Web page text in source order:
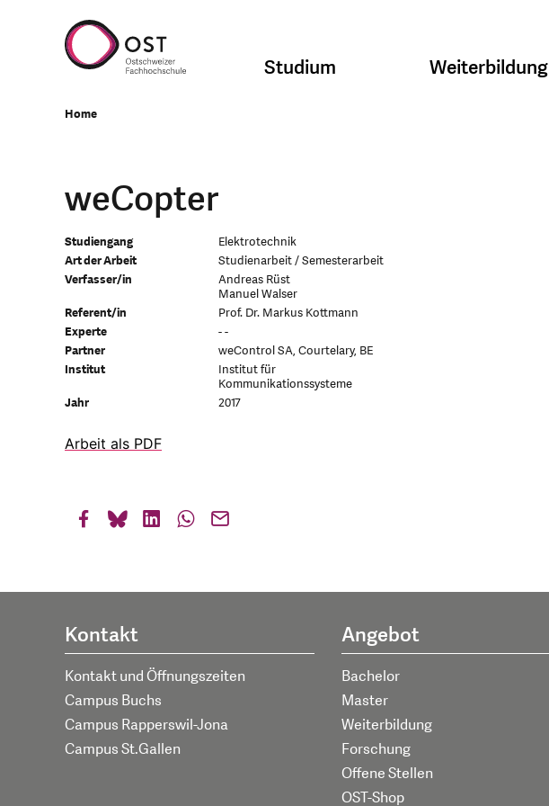
Studium Weiterbildung
Home
weCopter
Studiengang
Elektrotechnik
Art der Arbeit
Studienarbeit / Semesterarbeit
Verfasser/in
Andreas Rüst
Manuel Walser
Referent/in
Prof. Dr. Markus Kottmann
Experte
- -
Partner
weControl SA, Courtelary, BE
Institut
Institut für
Kommunikationssysteme
Jahr
2017
Arbeit als PDF
Kontakt
Kontakt und Öffnungszeiten
Campus Buchs
Campus Rapperswil-Jona
Campus St.Gallen
Angebot
Bachelor
Master
Weiterbildung
Forschung
Offene Stellen
OST-Shop